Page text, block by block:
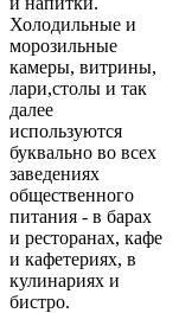
Холодильные и
морозильные
камеры, витрины,
лари,столы и так
далее
используются
буквально во всех
заведениях
общественного
питания - в барах
и ресторанах, кафе
и кафетериях, в
кулинариях и
бистро.